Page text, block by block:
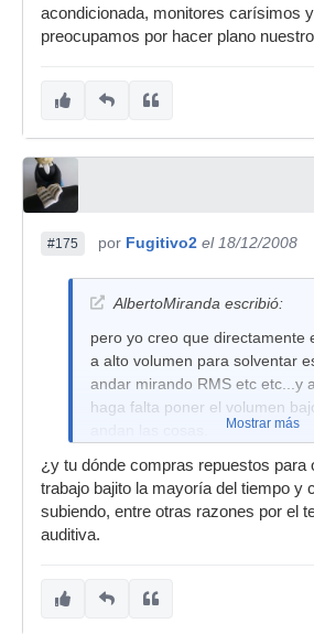
acondicionada, monitores carísimos
preocupamos por hacer plano
#175 por Fugitivo2 el 18/12/2008
AlbertoMiranda escribió:
pero yo creo que directamente
a alto volumen para solventar
andar mirando RMS etc etc...y
haga falta poner el volumen
tanto nos preocupamos por
acondicionada, monitores
nos preocupamos por hacer
Mostrar más
¿y tu dónde compras repuestos para
trabajo bajito la mayoría del tiempo y
subiendo, entre otras razones por el
auditiva.